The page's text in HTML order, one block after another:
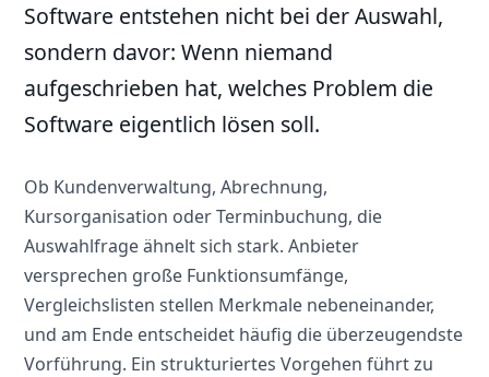
Software entstehen nicht bei der Auswahl,
sondern davor: Wenn niemand
aufgeschrieben hat, welches Problem die
Software eigentlich lösen soll.
Ob Kundenverwaltung, Abrechnung,
Kursorganisation oder Terminbuchung, die
Auswahlfrage ähnelt sich stark. Anbieter
versprechen große Funktionsumfänge,
Vergleichslisten stellen Merkmale nebeneinander,
und am Ende entscheidet häufig die überzeugendste
Vorführung. Ein strukturiertes Vorgehen führt zu